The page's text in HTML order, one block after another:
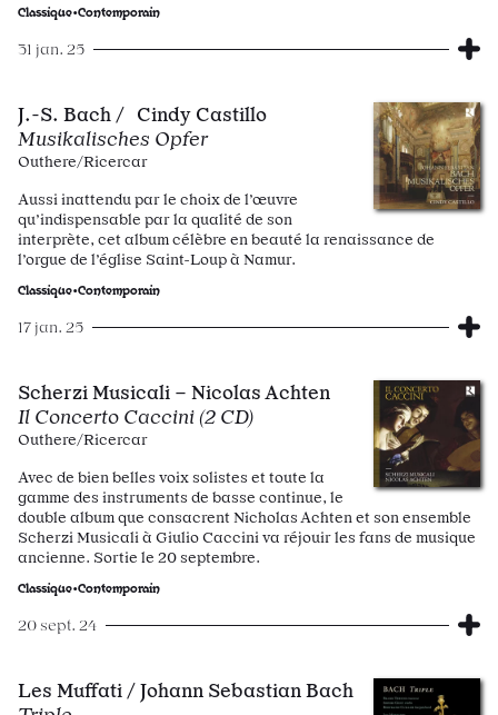
Classique•Contemporain
31 jan. 25
J.-S. Bach / Cindy Castillo
Musikalisches Opfer
Outhere/Ricercar
Aussi inattendu par le choix de l’œuvre
qu’indispensable par la qualité de son
interprète, cet album célèbre en beauté la renaissance de
l’orgue de l’église Saint-Loup à Namur.
Classique•Contemporain
17 jan. 25
Scherzi Musicali – Nicolas Achten
Il Concerto Caccini (2 CD)
Outhere/Ricercar
Avec de bien belles voix solistes et toute la
gamme des instruments de basse continue, le
double album que consacrent Nicholas Achten et son ensemble
Scherzi Musicali à Giulio Caccini va réjouir les fans de musique
ancienne. Sortie le 20 septembre.
Classique•Contemporain
20 sept. 24
Les Muffati / Johann Sebastian Bach